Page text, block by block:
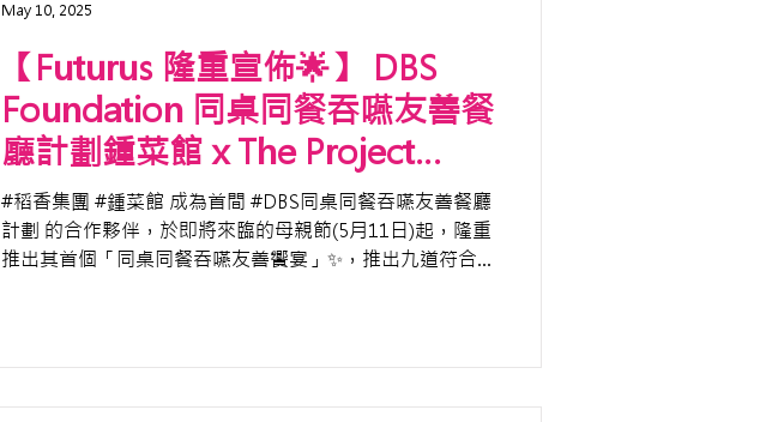
【Futurus 隆重宣佈🌟】 DBS
Foundation 同桌同餐吞嚥友善餐
廳計劃鍾菜館 x The Project
Futurus —— 滋味相伴：咀嚼與
吞嚥友善飲食的親情傳承
#稻香集團 #鍾菜館 成為首間 #DBS同桌同餐吞嚥友善餐廳
計劃 的合作夥伴，於即將來臨的母親節(5月11日)起，隆重
推出其首個「同桌同餐吞嚥友善饗宴」✨，推出九道符合國
May 10, 2025